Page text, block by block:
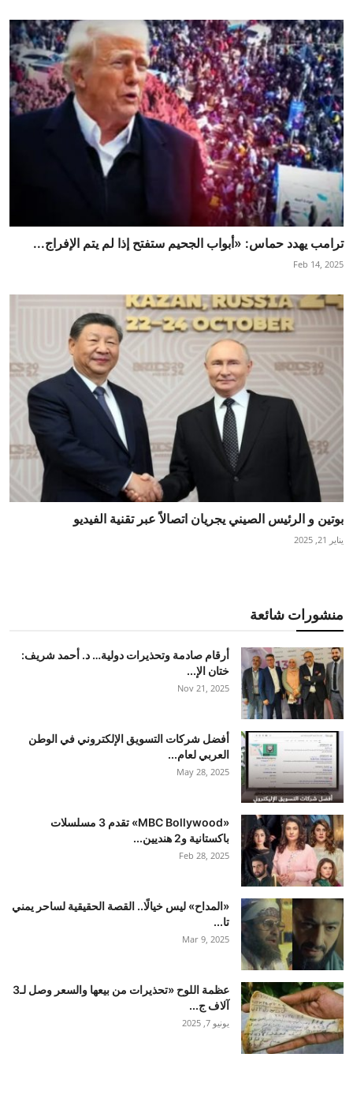
ترامب يهدد حماس: «أبواب الجحيم ستفتح إذا لم يتم الإفراج...
Feb 14, 2025
بوتين و الرئيس الصيني يجريان اتصالاً عبر تقنية الفيديو
يناير 21, 2025
منشورات شائعة
أرقام صادمة وتحذيرات دولية… د. أحمد شريف:
ختان الإ...
Nov 21, 2025
أفضل شركات التسويق الإلكتروني في الوطن
العربي لعام...
May 28, 2025
«MBC Bollywood» تقدم 3 مسلسلات
باكستانية و2 هنديين...
Feb 28, 2025
«المداح» ليس خيالًا.. القصة الحقيقية لساحر يمني
تا...
Mar 9, 2025
عظمة اللوح «تحذيرات من بيعها والسعر وصل لـ3
آلاف ج...
يونيو 7, 2025